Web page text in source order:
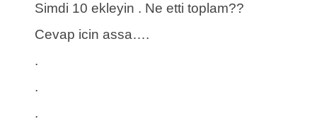
Simdi 10 ekleyin . Ne etti toplam??
Cevap icin assa….
.
.
.